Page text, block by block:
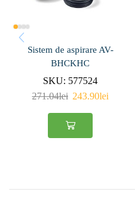
Sistem de aspirare AV-
BHCKHC
SKU: 577524
271.04lei 243.90lei